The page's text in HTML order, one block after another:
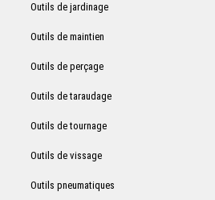
Outils de jardinage
Outils de maintien
Outils de perçage
Outils de taraudage
Outils de tournage
Outils de vissage
Outils pneumatiques